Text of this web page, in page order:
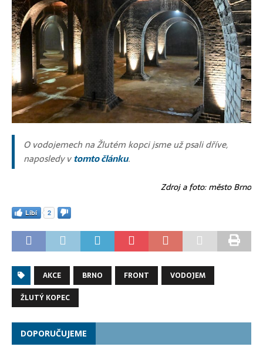
O vodojemech na Žlutém kopci jsme už psali dříve,
naposledy vtomto článku.
Zdroj a foto: město Brno
Líbí 2
AKCE BRNO FRONT
VODOJEM
ŽLUTÝ KOPEC
DOPORUČUJEME